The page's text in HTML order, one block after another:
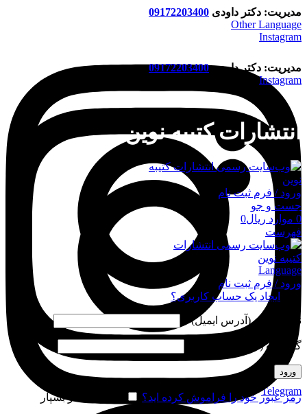
مدیریت: دکتر داودی 09172203400
Other Language
Instagram
Telegram
مدیریت: دکتر داودی09172203400
Instagram
انتشارات کتیبه نوین
ورود / فرم ثبت نام
جست و جو
0 موارد ریال0
فهرست
Language
ورود / فرم ثبت نام
ورود
ایجاد یک حساب کاربری؟
نام کاربری (آدرس ایمیل)
گذرواژه (شماره موبایل)
ورود
رمز عبور خود را فراموش کرده اید؟ مرا به خاطر بسپار